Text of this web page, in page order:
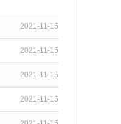
2021-11-15
2021-11-15
2021-11-15
2021-11-15